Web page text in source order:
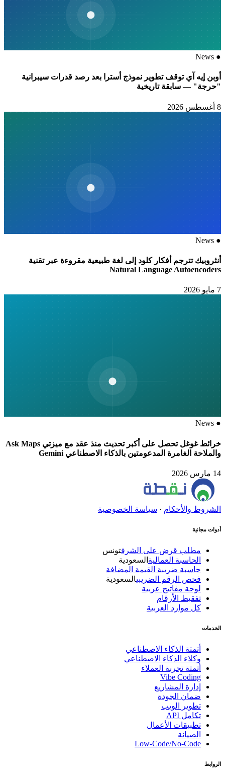
●
News
أوبن إيه آي توقف تطوير نموذج أسترا بعد رصد قدرات سيبرانية
"حرجة" — سابقة تاريخية
●
News
أنثروبيك تترجم أفكار كلود إلى لغة طبيعية مقروءة عبر تقنية
Natural Language Autoencoders
●
News
خرائط غوغل تحصل على أكبر تحديث منذ عقد مع ميزتي Ask Maps
والملاحة الغامرة المدعومتين بالذكاء الاصطناعي Gemini
14 مارس 2026
الشروط والأحكام· سياسة الخصوصية
أدوات مجانية
مطلب قرض على الشرف تونس
الحاسبة العماليةالسعودية
حاسبة ضريبة القيمة المضافة
فحص الرقم الضريبيالسعودية
لوحة مفاتيح عربية
تفقيط الأرقام
كل موارد العربية
الخدمات
أتمتة الذكاء الاصطناعي
وكلاء الذكاء الاصطناعي
أتمتة تجربة العملاء
Vibe Coding
إدارة المشاريع
ضمان الجودة
تطوير الويب
تكامل API
تطبيقات الأعمال
الصيانة
Low-Code/No-Code
الروابط